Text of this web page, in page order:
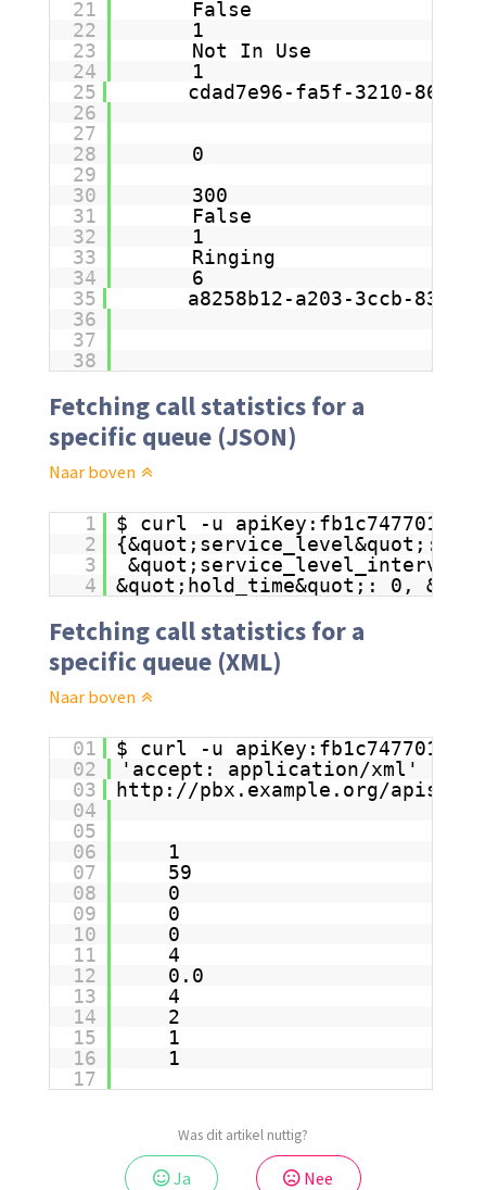
21
False
22
1
23
Not In Use
24
1
25
cdad7e96-fa5f-3210-8641-
26
27
28
0
29
30
300
31
False
32
1
33
Ringing
34
6
35
a8258b12-a203-3ccb-
36
37
38
Fetching call statistics for a
specific queue (JSON)
Naar boven
1
$ curl -u
2
{&quot;service_level&quot;:
3
4
&quot;hold_time&quot;: 0,
Fetching call statistics for a
specific queue (XML)
Naar boven
01
$ curl -u
02
'accept: application/xml'
03
http://pbx.example.org/apis/
04
05
06
1
07
59
08
0
09
0
10
0
11
4
12
0.0
13
4
14
2
15
1
16
1
17
Was dit artikel nuttig?
Ja Nee